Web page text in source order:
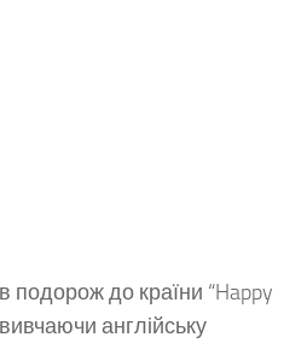
подорож до країни “Happy
англійську